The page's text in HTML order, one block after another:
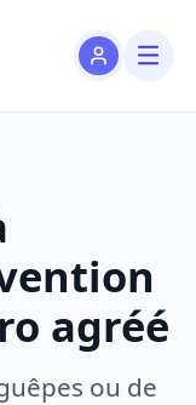
agréé
ou de